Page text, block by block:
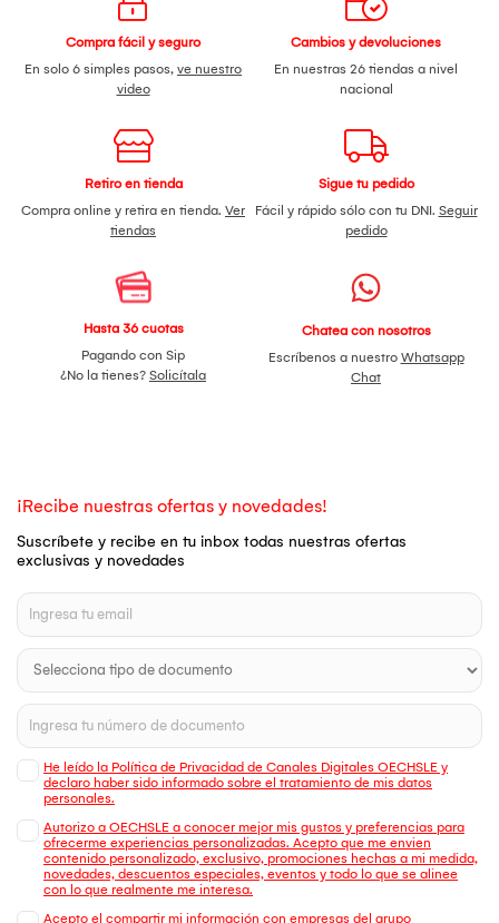
Compra fácil y seguro
En solo 6 simples pasos, ve nuestro
video
Cambios y devoluciones
En nuestras 26 tiendas a nivel
nacional
Retiro en tienda
Compra online y retira en tienda. Ver
tiendas
Sigue tu pedido
Fácil y rápido sólo con tu DNI. Seguir
pedido
Hasta 36 cuotas
Pagando con Sip
¿No la tienes? Solicítala
Chatea con nosotros
Escríbenos a nuestro Whatsapp
Chat
¡Recibe nuestras ofertas y novedades!
Suscríbete y recibe en tu inbox todas nuestras ofertas
exclusivas y novedades
He leído la Política de Privacidad de Canales Digitales OECHSLE y
declaro haber sido informado sobre el tratamiento de mis datos
personales.
Autorizo a OECHSLE a conocer mejor mis gustos y preferencias para
ofrecerme experiencias personalizadas. Acepto que me envien
contenido personalizado, exclusivo, promociones hechas a mi medida,
novedades, descuentos especiales, eventos y todo lo que se alinee
con lo que realmente me interesa.
Acepto el compartir mi información con empresas del grupo